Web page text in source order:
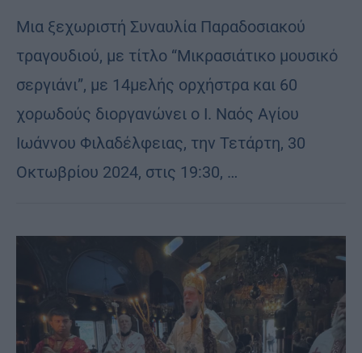
Μια ξεχωριστή Συναυλία Παραδοσιακού
τραγουδιού, με τίτλο “Μικρασιάτικο μουσικό
σεργιάνι”, με 14μελής ορχήστρα και 60
χορωδούς διοργανώνει ο Ι. Ναός Αγίου
Ιωάννου Φιλαδέλφειας, την Τετάρτη, 30
Οκτωβρίου 2024, στις 19:30, …